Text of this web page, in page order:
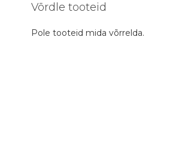
Võrdle tooteid
Pole tooteid mida võrrelda.